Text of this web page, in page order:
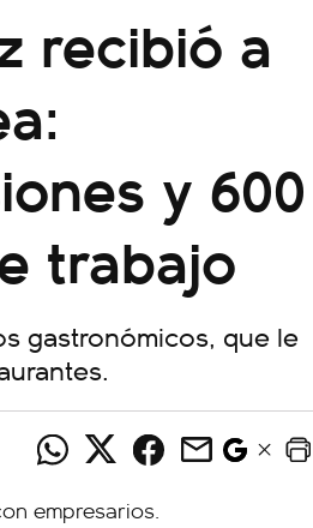
recibió a
y 600
trabajo
gastronómicos, que le